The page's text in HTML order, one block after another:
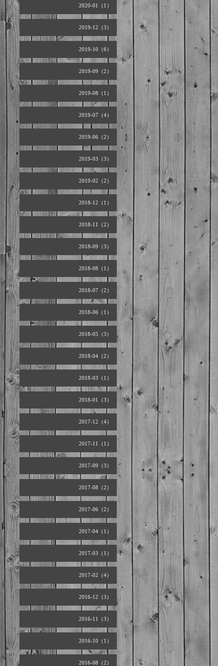
2020-01（1）
2019-12（3）
2019-10（6）
2019-09（2）
2019-08（1）
2019-07（4）
2019-06（2）
2019-03（3）
2019-02（2）
2018-12（1）
2018-11（2）
2018-09（3）
2018-08（1）
2018-07（2）
2018-06（1）
2018-05（3）
2018-04（2）
2018-03（1）
2018-01（3）
2017-12（4）
2017-11（1）
2017-09（3）
2017-08（2）
2017-06（2）
2017-04（1）
2017-03（1）
2017-02（4）
2016-12（3）
2016-11（3）
2016-10（1）
2016-08（2）